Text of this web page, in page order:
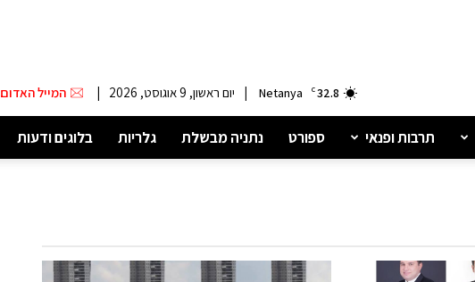
32.8
C
Netanya
| יום ראשון, 9 אוגוסט, 2026 | המייל האדום
תרבות ופנאי ספורט נתניה מבשלת גלריות בלוגים ודעות